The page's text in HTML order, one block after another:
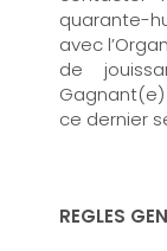
quarante-
avec
de
ce dernier
REGLES